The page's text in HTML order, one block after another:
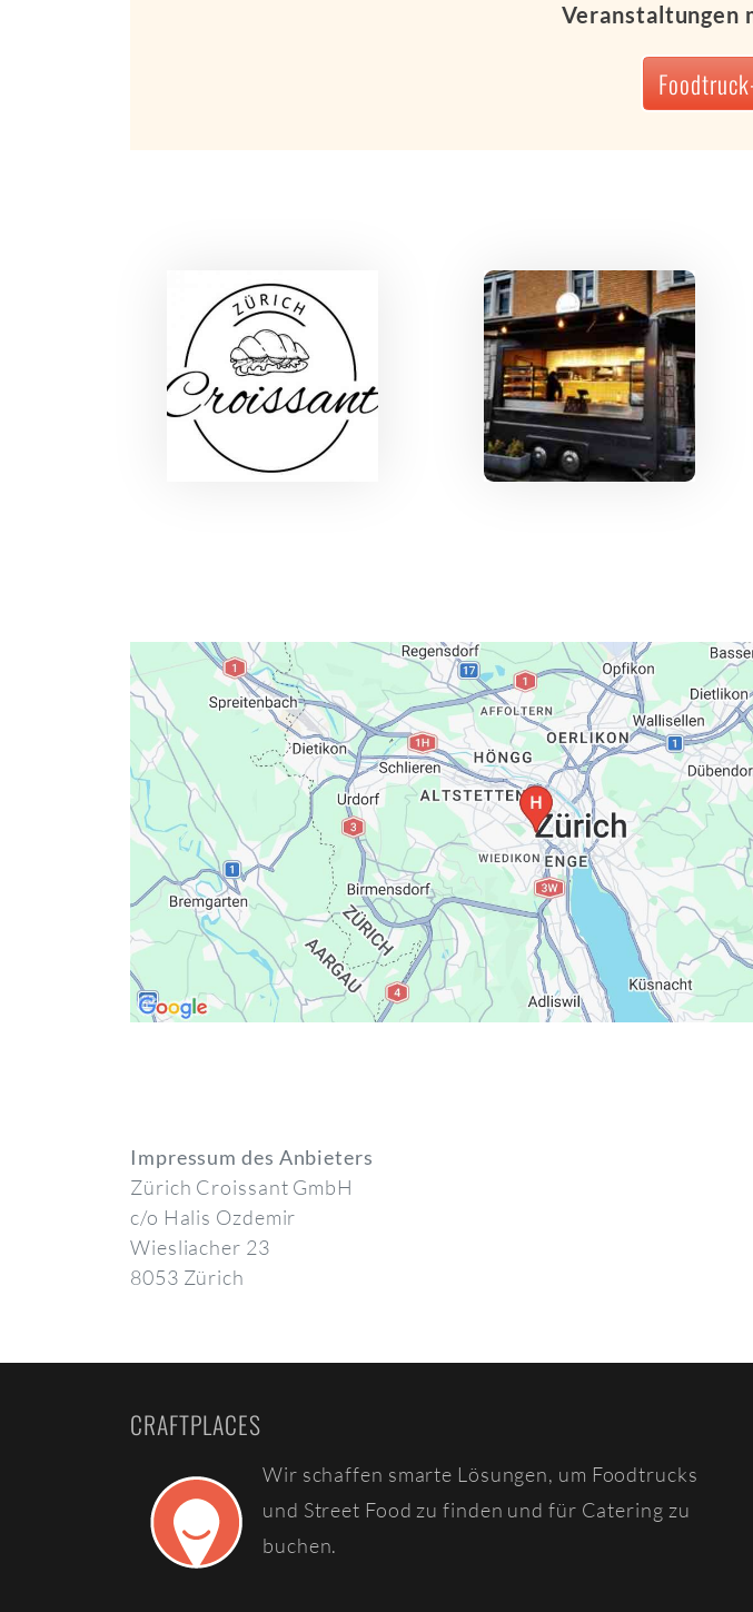
Veranstaltungen
Impressum des Anbieters
Zürich Croissant GmbH
c/o Halis Ozdemir
Wiesliacher 23
8053 Zürich
CRAFTPLACES
Wir schaffen smarte Lösungen, um Foodtrucks
und Street Food zu finden und für Catering zu
buchen.